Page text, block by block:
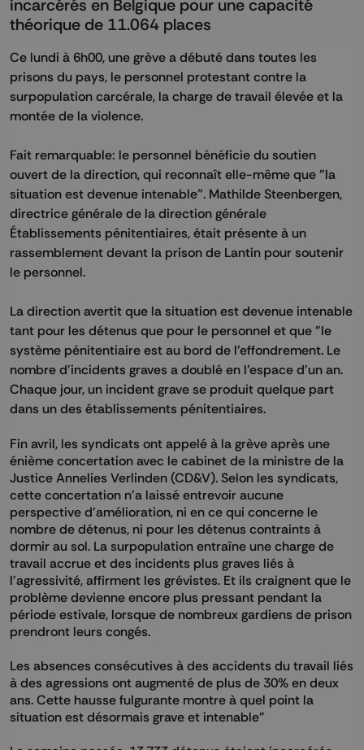
incarcérés en Belgique pour une capacité
théorique de 11.064 places
Ce lundi à 6h00, une grève a débuté dans toutes les
prisons du pays, le personnel protestant contre la
surpopulation carcérale, la charge de travail élevée et la
montée de la violence.
Fait remarquable: le personnel bénéficie du soutien
ouvert de la direction, qui reconnaît elle-même que "la
situation est devenue intenable". Mathilde Steenbergen,
directrice générale de la direction générale
Établissements pénitentiaires, était présente à un
rassemblement devant la prison de Lantin pour soutenir
le personnel.
La direction avertit que la situation est devenue intenable
tant pour les détenus que pour le personnel et que "le
système pénitentiaire est au bord de l'effondrement. Le
nombre d'incidents graves a doublé en l'espace d'un an.
Chaque jour, un incident grave se produit quelque part
dans un des établissements pénitentiaires.
Fin avril, les syndicats ont appelé à la grève après une
énième concertation avec le cabinet de la ministre de la
Justice Annelies Verlinden (CD&V). Selon les syndicats,
cette concertation n'a laissé entrevoir aucune
perspective d'amélioration, ni en ce qui concerne le
nombre de détenus, ni pour les détenus contraints à
dormir au sol. La surpopulation entraîne une charge de
travail accrue et des incidents plus graves liés à
l'agressivité, affirment les grévistes. Et ils craignent que le
problème devienne encore plus pressant pendant la
période estivale, lorsque de nombreux gardiens de prison
prendront leurs congés.
Les absences consécutives à des accidents du travail liés
à des agressions ont augmenté de plus de 30% en deux
ans. Cette hausse fulgurante montre à quel point la
situation est désormais grave et intenable"